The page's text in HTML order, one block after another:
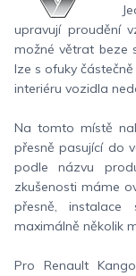
upravují proudění
možné větrat beze
lze s ofuky
interiéru vozidla
Na tomto místě
přesně pasující do
podle názvu
zkušenosti máme
přesně,
maximálně několik
Pro Renault